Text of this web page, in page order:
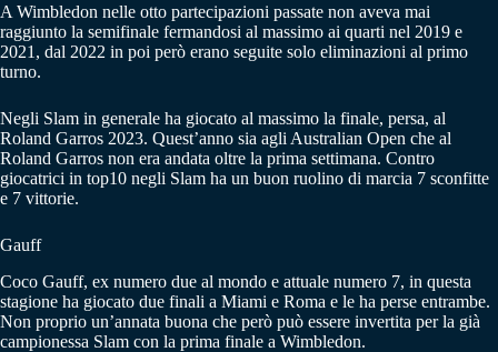
A Wimbledon nelle otto partecipazioni passate non aveva mai
raggiunto la semifinale fermandosi al massimo ai quarti nel 2019 e
2021, dal 2022 in poi però erano seguite solo eliminazioni al primo
turno.
Negli Slam in generale ha giocato al massimo la finale, persa, al
Roland Garros 2023. Quest’anno sia agli Australian Open che al
Roland Garros non era andata oltre la prima settimana. Contro
giocatrici in top10 negli Slam ha un buon ruolino di marcia 7 sconfitte
e 7 vittorie.
Gauff
Coco Gauff, ex numero due al mondo e attuale numero 7, in questa
stagione ha giocato due finali a Miami e Roma e le ha perse entrambe.
Non proprio un’annata buona che però può essere invertita per la già
campionessa Slam con la prima finale a Wimbledon.